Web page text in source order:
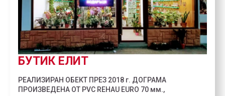
БУТИК ЕЛИТ
РЕАЛИЗИРАН ОБЕКТ ПРЕЗ 2018 г. ДОГРАМА
ПРОИЗВЕДЕНА ОТ PVC REHAU EURO 70 мм.,